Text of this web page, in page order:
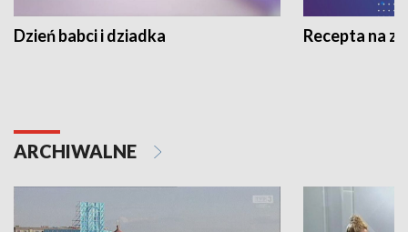
Dzień babci i dziadka Recepta na
ARCHIWALNE